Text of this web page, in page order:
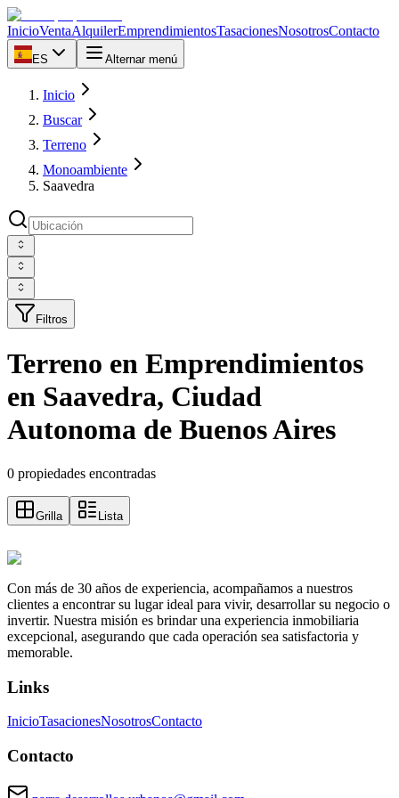
InicioVentaAlquilerEmprendimientosTasacionesNosotrosContacto
ES Alternar menú
Inicio
Buscar
Terreno
Monoambiente
Saavedra
Filtros
Terreno en Emprendimientos
en Saavedra, Ciudad
Autonoma de Buenos Aires
0 propiedades encontradas
Grilla Lista
Con más de 30 años de experiencia, acompañamos a nuestros
clientes a encontrar su lugar ideal para vivir, desarrollar su negocio o
invertir. Nuestra misión es brindar una experiencia inmobiliaria
excepcional, asegurando que cada operación sea satisfactoria y
memorable.
Links
InicioTasacionesNosotrosContacto
Contacto